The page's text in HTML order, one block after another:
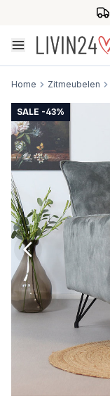
Home Zitmeubelen
SALE -43%